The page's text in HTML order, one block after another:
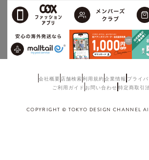
会社概要 店舗検索利用規約企業情報 プライ
ご利用ガイド お問い合わせ 特定商取引
COPYRIGHT © TOKYO DESIGN CHANNEL